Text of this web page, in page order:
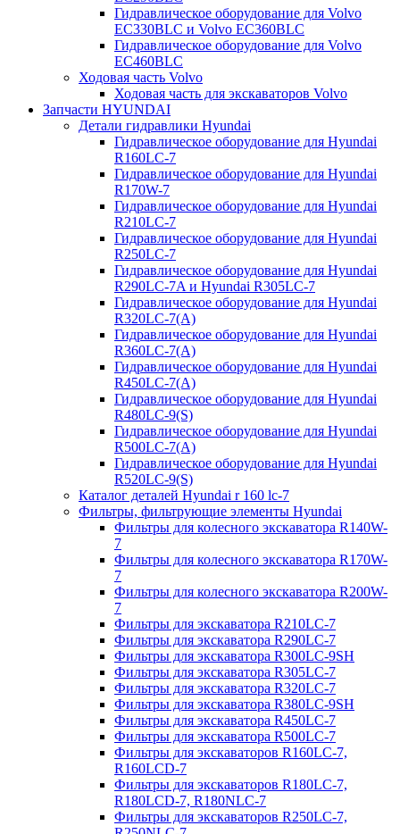
Гидравлическое оборудование для Volvo
EC330BLC и Volvo EC360BLC
Гидравлическое оборудование для Volvo
EC460BLC
Ходовая часть Volvo
Ходовая часть для экскаваторов Volvo
Запчасти HYUNDAI
Детали гидравлики Hyundai
Гидравлическое оборудование для Hyundai
R160LC-7
Гидравлическое оборудование для Hyundai
R170W-7
Гидравлическое оборудование для Hyundai
R210LC-7
Гидравлическое оборудование для Hyundai
R250LC-7
Гидравлическое оборудование для Hyundai
R290LC-7A и Hyundai R305LC-7
Гидравлическое оборудование для Hyundai
R320LC-7(A)
Гидравлическое оборудование для Hyundai
R360LC-7(A)
Гидравлическое оборудование для Hyundai
R450LC-7(A)
Гидравлическое оборудование для Hyundai
R480LC-9(S)
Гидравлическое оборудование для Hyundai
R500LC-7(A)
Гидравлическое оборудование для Hyundai
R520LC-9(S)
Каталог деталей Hyundai r 160 lc-7
Фильтры, фильтрующие элементы Hyundai
Фильтры для колесного экскаватора R140W-
7
Фильтры для колесного экскаватора R170W-
7
Фильтры для колесного экскаватора R200W-
7
Фильтры для экскаватора R210LC-7
Фильтры для экскаватора R290LC-7
Фильтры для экскаватора R300LC-9SH
Фильтры для экскаватора R305LC-7
Фильтры для экскаватора R320LC-7
Фильтры для экскаватора R380LC-9SH
Фильтры для экскаватора R450LC-7
Фильтры для экскаватора R500LC-7
Фильтры для экскаваторов R160LC-7,
R160LCD-7
Фильтры для экскаваторов R180LC-7,
R180LCD-7, R180NLC-7
Фильтры для экскаваторов R250LC-7,